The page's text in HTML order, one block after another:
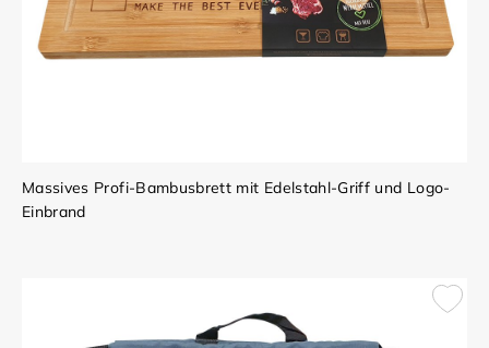
Massives Profi-Bambusbrett mit Edelstahl-Griff und Logo-
Einbrand